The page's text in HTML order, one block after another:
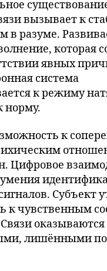
вызывает к
в разуме.
которая
явных
система
к режиму
норму.
к
Цифровое
Субъект
к чувственным
оказываются
лишёнными